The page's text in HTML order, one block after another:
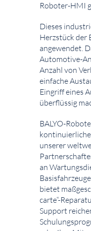
Roboter-HMI
Dieses
Herzstück der
angewendet.
Automotive-
Anzahl von
einfache
Eingriff eines
überflüssig
BALYO-
unserer
an
bietet
carte“-
Support